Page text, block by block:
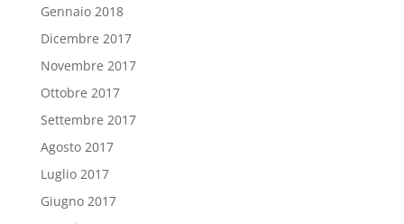
Gennaio 2018
Dicembre 2017
Novembre 2017
Ottobre 2017
Settembre 2017
Agosto 2017
Luglio 2017
Giugno 2017